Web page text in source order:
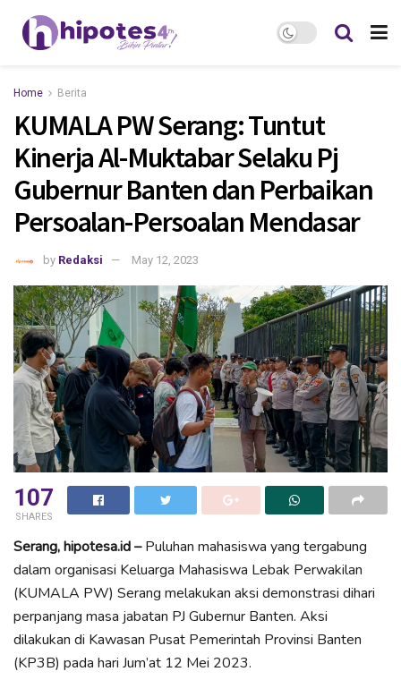
Home Berita
KUMALA PW Serang: Tuntut
Kinerja Al-Muktabar Selaku Pj
Gubernur Banten dan Perbaikan
Persoalan-Persoalan Mendasar
by Redaksi May 12, 2023
107
SHARES
Serang, hipotesa.id –Puluhan mahasiswa yang tergabung
dalam organisasi Keluarga Mahasiswa Lebak Perwakilan
(KUMALA PW) Serang melakukan aksi demonstrasi dihari
perpanjang masa jabatan PJ Gubernur Banten. Aksi
dilakukan di Kawasan Pusat Pemerintah Provinsi Banten
(KP3B) pada hari Jum’at 12 Mei 2023.